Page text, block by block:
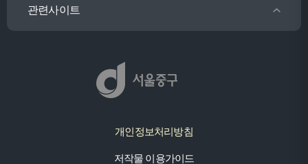
관련사이트
개인정보처리방침
저작물 이용가이드